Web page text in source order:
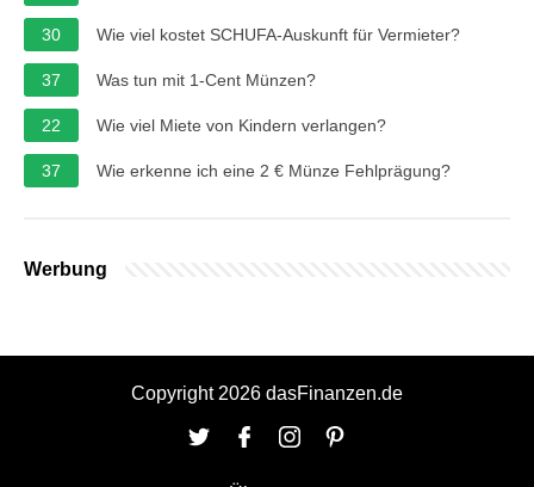
30 Wie viel kostet SCHUFA-Auskunft für Vermieter?
37 Was tun mit 1-Cent Münzen?
22 Wie viel Miete von Kindern verlangen?
37 Wie erkenne ich eine 2 € Münze Fehlprägung?
Werbung
Copyright 2026 dasFinanzen.de